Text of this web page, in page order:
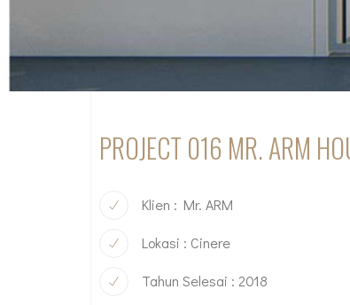
PROJECT 016 MR. ARM
Klien : Mr. ARM
Lokasi : Cinere
Tahun Selesai : 2018